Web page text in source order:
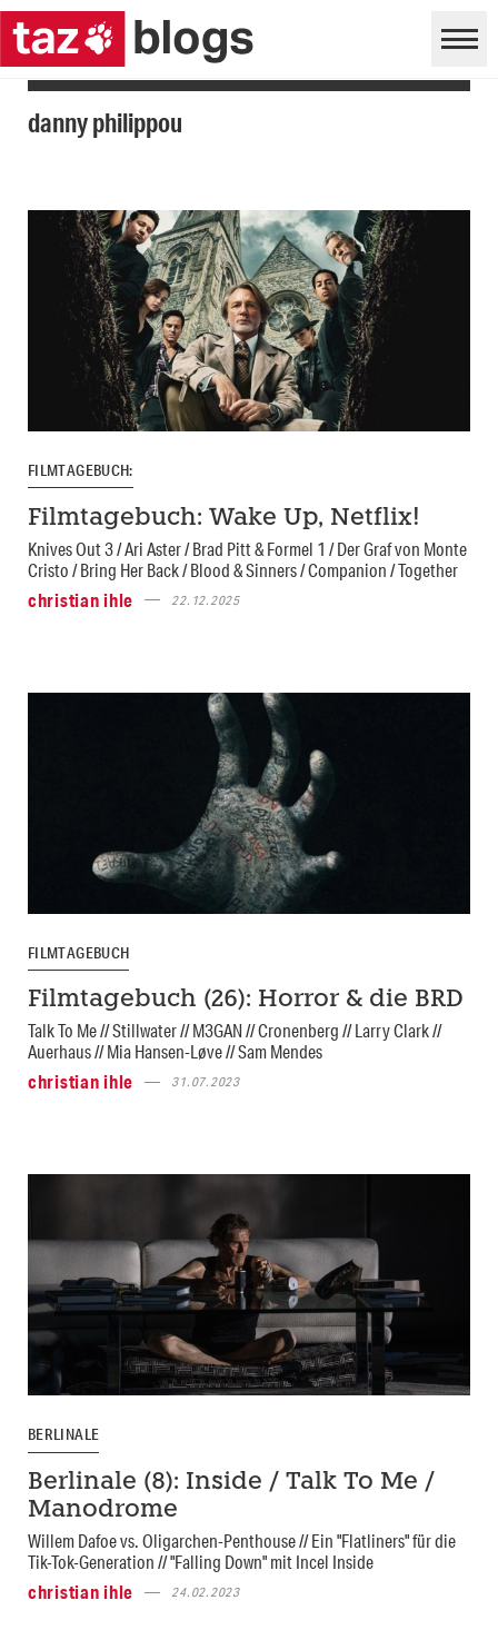
danny philippou
FILMTAGEBUCH:
Filmtagebuch: Wake Up, Netflix!
Knives Out 3 / Ari Aster / Brad Pitt & Formel 1 / Der Graf von Monte
Cristo / Bring Her Back / Blood & Sinners / Companion / Together
christian ihle
22.12.2025
FILMTAGEBUCH
Filmtagebuch (26): Horror & die BRD
Talk To Me // Stillwater // M3GAN // Cronenberg // Larry Clark //
Auerhaus // Mia Hansen-Løve // Sam Mendes
christian ihle
31.07.2023
BERLINALE
Berlinale (8): Inside / Talk To Me /
Manodrome
Willem Dafoe vs. Oligarchen-Penthouse // Ein "Flatliners" für die
Tik-Tok-Generation // "Falling Down" mit Incel Inside
christian ihle
24.02.2023